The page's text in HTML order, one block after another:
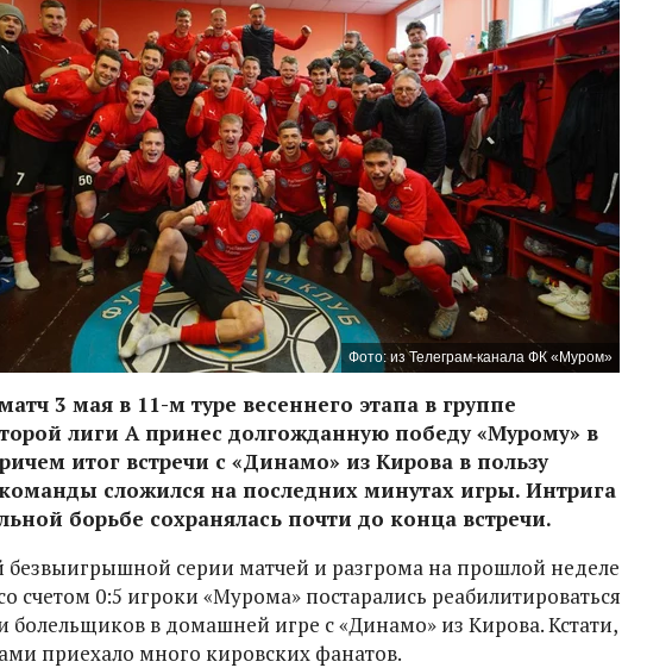
Фото: из Телеграм-канала ФК «Муром»
3 мая в 11-м туре весеннего этапа в группе
лиги А принес долгожданную победу «Мурому» в
итог встречи с «Динамо» из Кирова в пользу
сложился на последних минутах игры. Интрига
борьбе сохранялась почти до конца встречи.
безвыигрышной серии матчей и разгрома на прошлой неделе
счетом 0:5 игроки «Мурома» постарались реабилитироваться
болельщиков в домашней игре с «Динамо» из Кирова. Кстати,
приехало много кировских фанатов.